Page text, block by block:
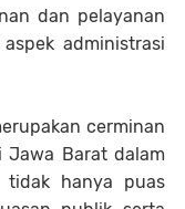
dan pelayanan
administrasi
cerminan
Jawa Barat dalam
tidak hanya puas